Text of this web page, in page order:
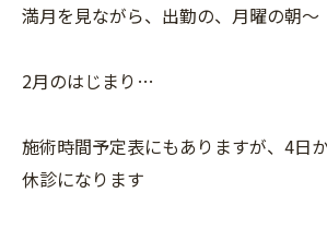
満月を見ながら、出勤の、月曜の朝〜
2月のはじまり…
施術時間予定表にもありますが、4日
休診になります